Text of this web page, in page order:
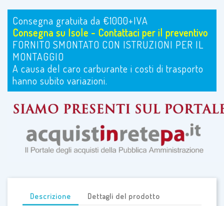
Consegna gratuita da €1000+IVA
Consegna su Isole - Contattaci per il preventivo
FORNITO SMONTATO CON ISTRUZIONI PER IL
MONTAGGIO
A causa del caro carburante i costi di trasporto
hanno subito variazioni.
Descrizione Dettagli del prodotto